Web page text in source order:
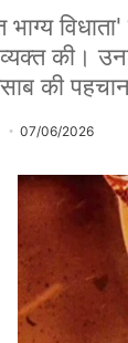
भाग्य
व्यक्त की।
की
07/06/2026